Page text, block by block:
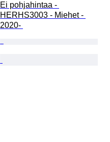
Ei pohjahintaa -
HERHS3003 - Miehet -
2020-